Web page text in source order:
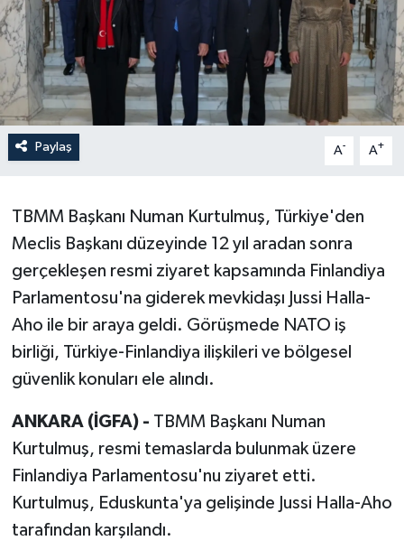
Paylaş A- A+
TBMM Başkanı Numan Kurtulmuş, Türkiye'den
Meclis Başkanı düzeyinde 12 yıl aradan sonra
gerçekleşen resmi ziyaret kapsamında Finlandiya
Parlamentosu'na giderek mevkidaşı Jussi Halla-
Aho ile bir araya geldi. Görüşmede NATO iş
birliği, Türkiye-Finlandiya ilişkileri ve bölgesel
güvenlik konuları ele alındı.
ANKARA (İGFA) - TBMM Başkanı Numan
Kurtulmuş, resmi temaslarda bulunmak üzere
Finlandiya Parlamentosu'nu ziyaret etti.
Kurtulmuş, Eduskunta'ya gelişinde Jussi Halla-Aho
tarafından karşılandı.